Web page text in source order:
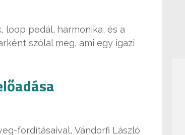
loop pedál, harmonika, és a
szólal meg, ami egy igazi
fordításaival, Vándorfi László